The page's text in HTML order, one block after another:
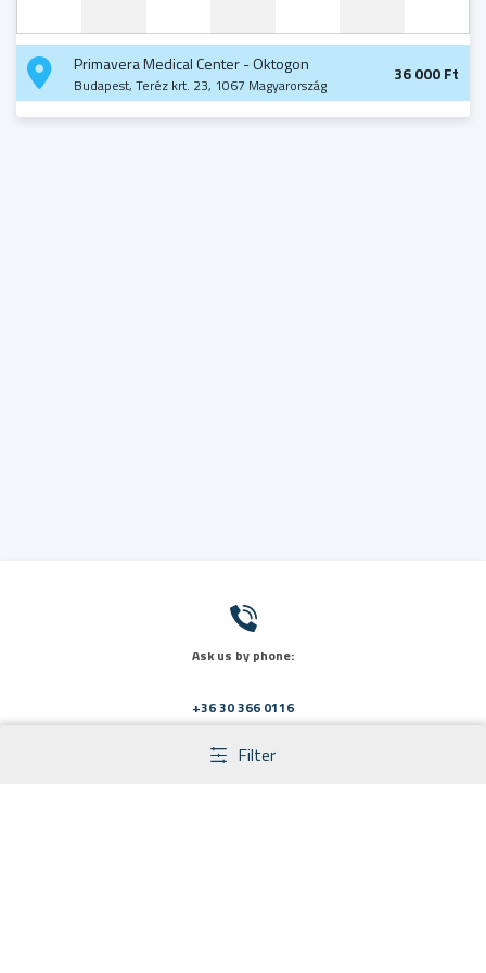
Primavera Medical Center - Oktogon
Budapest, Teréz krt. 23, 1067 Magyarország
36 000 Ft
Ask us by phone:
+36 30 366 0116
Filter